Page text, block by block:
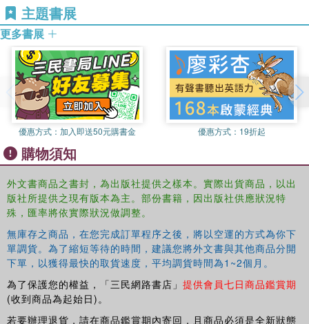
主題書展
更多書展
優惠方式： 加入即送50元購書金 優惠方式： 19折起
購物須知
外文書商品之書封，為出版社提供之樣本。實際出貨商品，以出
版社所提供之現有版本為主。部份書籍，因出版社供應狀況特
殊，匯率將依實際狀況做調整。
無庫存之商品，在您完成訂單程序之後，將以空運的方式為你下
單調貨。為了縮短等待的時間，建議您將外文書與其他商品分開
下單，以獲得最快的取貨速度，平均調貨時間為1~2個月。
為了保護您的權益，「三民網路書店」 提供會員七日商品鑑賞期
(收到商品為起始日)。
若要辦理退貨，請在商品鑑賞期內寄回，且商品必須是全新狀態